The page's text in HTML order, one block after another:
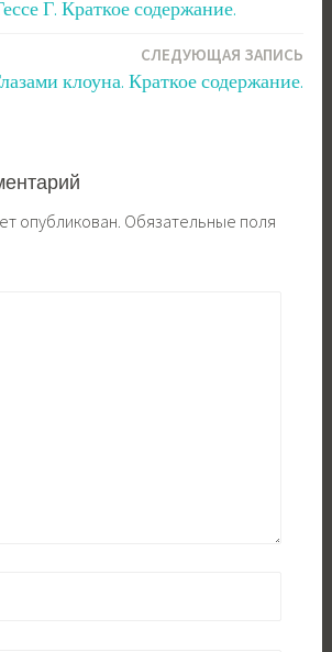
Г. Краткое содержание.
СЛЕДУЮЩАЯ ЗАПИСЬ
клоуна. Краткое содержание.
опубликован. Обязательные поля